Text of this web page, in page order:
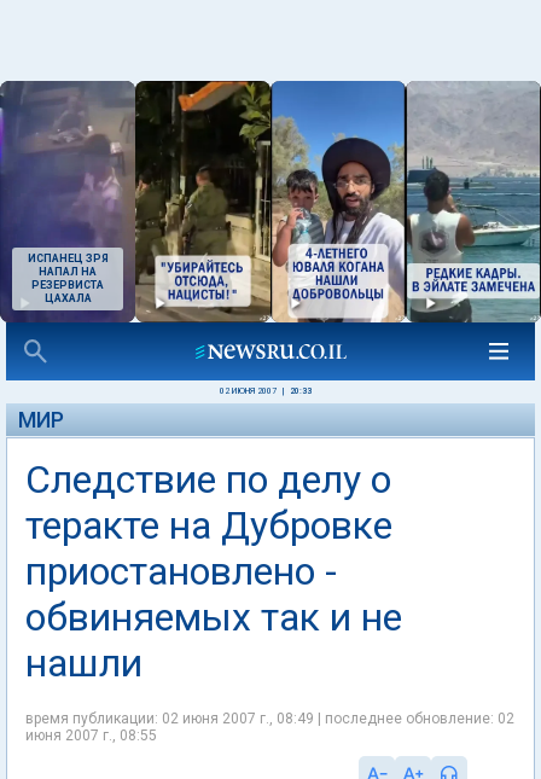
ИСПАНЕЦ ЗРЯ
НАПАЛ НА
РЕЗЕРВИСТА
ЦАХАЛА
02 ИЮНЯ 2007 20:33
МИР
Следствие по делу о
теракте на Дубровке
приостановлено -
обвиняемых так и не
нашли
время публикации: 02 июня 2007 г., 08:49 | последнее обновление: 02
июня 2007 г., 08:55